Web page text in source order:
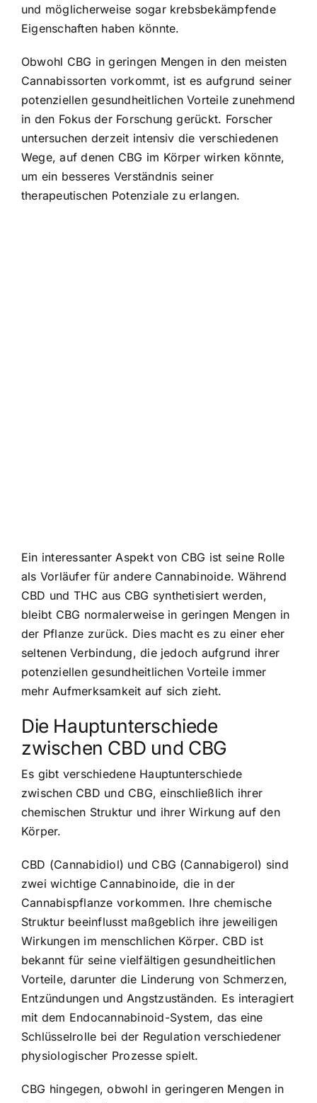
und möglicherweise sogar krebsbekämpfende
Eigenschaften haben könnte.
Obwohl CBG in geringen Mengen in den meisten
Cannabissorten vorkommt, ist es aufgrund seiner
potenziellen gesundheitlichen Vorteile zunehmend
in den Fokus der Forschung gerückt. Forscher
untersuchen derzeit intensiv die verschiedenen
Wege, auf denen CBG im Körper wirken könnte,
um ein besseres Verständnis seiner
therapeutischen Potenziale zu erlangen.
Ein interessanter Aspekt von CBG ist seine Rolle
als Vorläufer für andere Cannabinoide. Während
CBD und THC aus CBG synthetisiert werden,
bleibt CBG normalerweise in geringen Mengen in
der Pflanze zurück. Dies macht es zu einer eher
seltenen Verbindung, die jedoch aufgrund ihrer
potenziellen gesundheitlichen Vorteile immer
mehr Aufmerksamkeit auf sich zieht.
Die Hauptunterschiede
zwischen CBD und CBG
Es gibt verschiedene Hauptunterschiede
zwischen CBD und CBG, einschließlich ihrer
chemischen Struktur und ihrer Wirkung auf den
Körper.
CBD (Cannabidiol) und CBG (Cannabigerol) sind
zwei wichtige Cannabinoide, die in der
Cannabispflanze vorkommen. Ihre chemische
Struktur beeinflusst maßgeblich ihre jeweiligen
Wirkungen im menschlichen Körper. CBD ist
bekannt für seine vielfältigen gesundheitlichen
Vorteile, darunter die Linderung von Schmerzen,
Entzündungen und Angstzuständen. Es interagiert
mit dem Endocannabinoid-System, das eine
Schlüsselrolle bei der Regulation verschiedener
physiologischer Prozesse spielt.
CBG hingegen, obwohl in geringeren Mengen in